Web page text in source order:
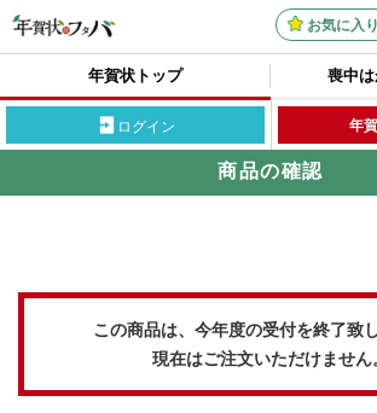
お気に入り
年賀状トップ 喪中は
ログイン 年
商品の確認
この商品は、今年度の受付を終了致
現在はご注文いただけません